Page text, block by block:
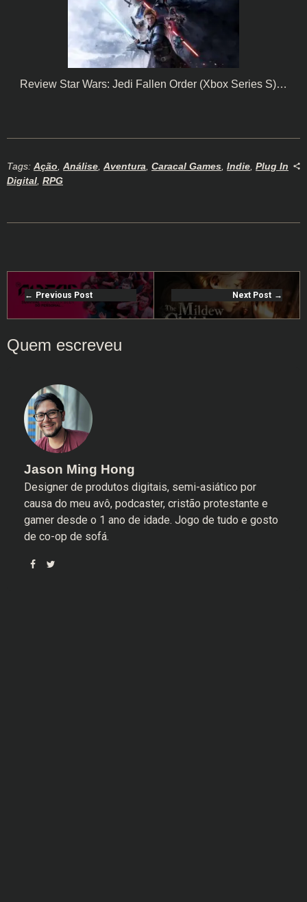
Review Star Wars: Jedi Fallen Order (Xbox Series S)…
Tags: Ação Análise Aventura Caracal Games Indie Plug In
Digital RPG
Previous Post Next Post
Jason Ming Hong
Designer de produtos digitais, semi-asiático por
causa do meu avô, podcaster, cristão protestante e
gamer desde o 1 ano de idade. Jogo de tudo e gosto
de co-op de sofá.